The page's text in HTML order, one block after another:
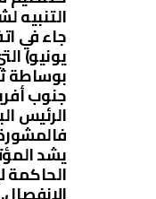
التنبيه
يونيو)
بوساطة
جنوب
الرئيس
يشد
الحاكمة